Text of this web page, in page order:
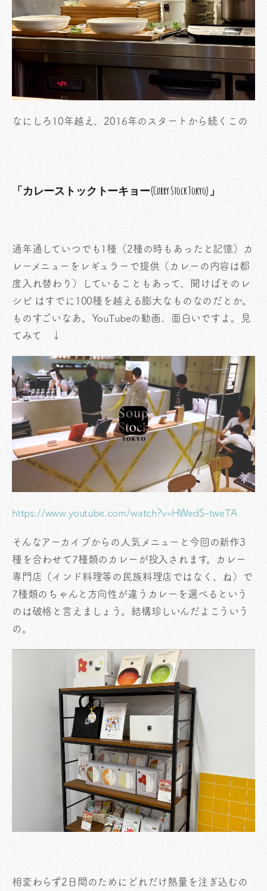
なにしろ10年越え、2016年のスタートから続くこの
「カレーストックトーキョー(Curry Stock Tokyo)」
通年通していつでも1種（2種の時もあったと記憶）カ
レーメニューをレギュラーで提供（カレーの内容は都
度入れ替わり）していることもあって、聞けばそのレ
シピ はすでに100種を越える膨大なものなのだとか。
ものすごいなあ。YouTubeの動画、面白いですよ。見
てみて ↓
https://www.youtube.com/watch?v=HWedS-tweTA
そんなアーカイブからの人気メニューと今回の新作3
種を合わせて7種類のカレーが投入されます。カレー
専門店（インド料理等の民族料理店ではなく、ね）で
7種類のちゃんと方向性が違うカレーを選べるという
のは破格と言えましょう。結構珍しいんだよこういう
の。
相変わらず2日間のためにどれだけ熱量を注ぎ込むの